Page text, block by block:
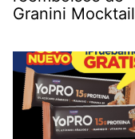
Granini Mocktail